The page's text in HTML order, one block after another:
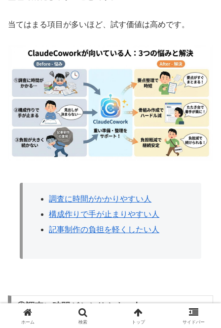
当てはまる項目が多いほど、試す価値は高めです。
調査に時間がかかりやすい人
構成作りで手が止まりやすい人
記事制作の負担を軽くしたい人
①調査に時間がかかりやすい人
ホーム 検索 トップ サイドバー